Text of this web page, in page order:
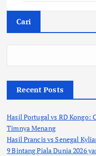
Cari
Recent Posts
Hasil Portugal vs RD Kongo:
Timnya Menang
Hasil Prancis vs Senegal
9 Bintang Piala Dunia 2026